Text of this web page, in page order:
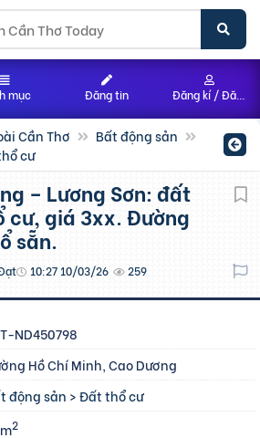
Cần Thơ
Bất động sản
cư
cư, giá 3xx. Đường
sẵn.
10:27 10/03/26 259
ND450798
Hồ Chí Minh, Cao Dương
động sản >Đất thổ cư
2
mục Đăng tin